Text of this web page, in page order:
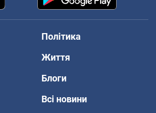
Політика
Життя
Блоги
Всі новини